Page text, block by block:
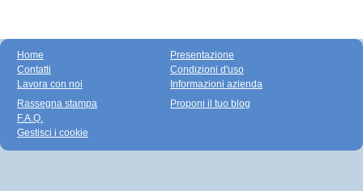
Home
Contatti
Lavora con noi
Presentazione
Condizioni d'uso
Informazioni azienda
Rassegna stampa
F.A.Q.
Gestisci i cookie
Proponi il tuo blog